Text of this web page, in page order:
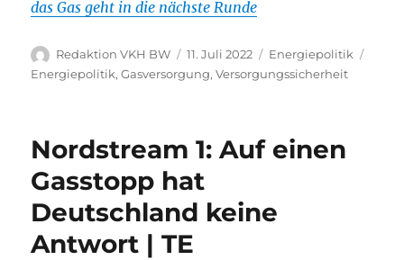
das Gas geht in die nächste Runde
Autor
Redaktion VKH BW
Veröffentlicht
am
11. Juli 2022 Kategorien
Energiepolitik
Energiepolitik,Gasversorgung,Versorgungssicherheit
Nordstream 1: Auf einen
Gasstopp hat
Deutschland keine
Antwort | TE